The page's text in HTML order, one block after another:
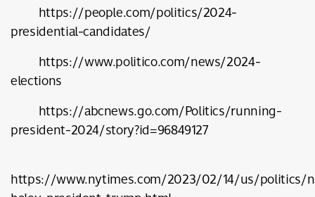
https://people.com/politics/2024-
presidential-candidates/
https://www.politico.com/news/2024-
elections
https://abcnews.go.com/Politics/running-
president-2024/story?id=96849127
https://www.nytimes.com/2023/02/14/us/politics/